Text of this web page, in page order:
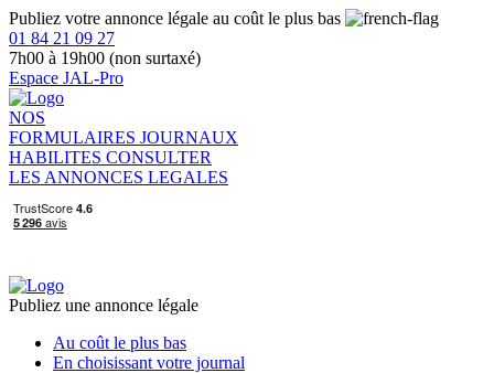
Publiez votre annonce légale au coût le plus bas
01 84 21 09 27
7h00 à 19h00 (non surtaxé)
Espace JAL-Pro
NOS
FORMULAIRES JOURNAUX
HABILITES CONSULTER
LES ANNONCES LEGALES
Publiez une annonce légale
Au coût le plus bas
En choisissant votre journal